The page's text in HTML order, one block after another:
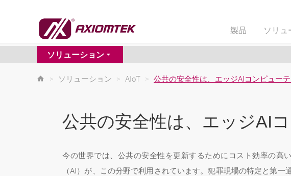
製品 ソリュ
ソリューション
> ソリューション > AIoT > 公共の安全性は、エッジAIコンピュー
公共の安全性は、エッジAI
今の世界では、公共の安全性を更新するためにコスト効率の高
（AI）が、この分野で利用されています。犯罪現場の特定と第